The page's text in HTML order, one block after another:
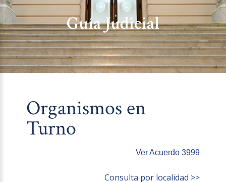
Guía Judicial
Organismos en
Turno
Ver Acuerdo 3999
Consulta por localidad >>